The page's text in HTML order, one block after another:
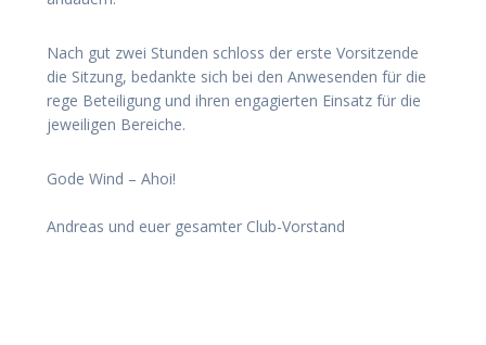
Nach gut zwei Stunden schloss der erste Vorsitzende
die Sitzung, bedankte sich bei den Anwesenden für die
rege Beteiligung und ihren engagierten Einsatz für die
jeweiligen Bereiche.
Gode Wind – Ahoi!
Andreas und euer gesamter Club-Vorstand